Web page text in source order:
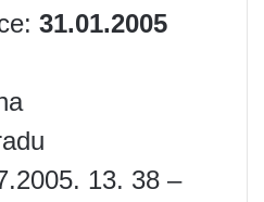
31.01.2005
13. 38 –